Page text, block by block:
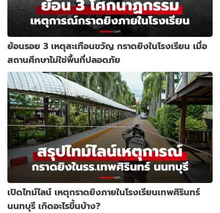
ย้อนรอย 3 เหตุสะเทือนขวัญ กราดยิงในโรงเรียน เมื่อ
สถานศึกษาไม่ใช่พื้นที่ปลอดภัย
เปิดไทม์ไลน์ เหตุกราดยิงภายในโรงเรียนเทพศิรินทร์
นนทบุรี เกิดอะไรขึ้นบ้าง?